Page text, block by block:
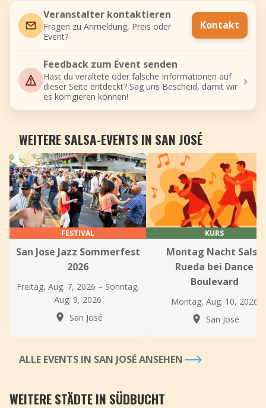
Veranstalter kontaktieren
Fragen zu Anmeldung, Preis oder
Event?
Kontakt
Feedback zum Event senden
Hast du veraltete oder falsche Informationen auf
dieser Seite entdeckt? Sag uns Bescheid, damit wir
es korrigieren können!
›
WEITERE SALSA-EVENTS IN SAN JOSÉ
FESTIVAL
San Jose Jazz Sommerfest
2026
Freitag, Aug. 7, 2026 – Sonntag,
Aug. 9, 2026
San José
KURS
Montag Nacht Salsa
Rueda bei Dance
Boulevard
Montag, Aug. 10, 2026
San José
ALLE EVENTS IN SAN JOSÉ ANSEHEN
WEITERE STÄDTE IN SÜDBUCHT